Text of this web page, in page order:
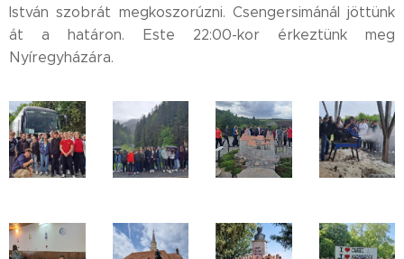
István szobrát megkoszorúzni. Csengersimánál jöttünk
át a határon. Este 22:00-kor érkeztünk meg
Nyíregyházára.